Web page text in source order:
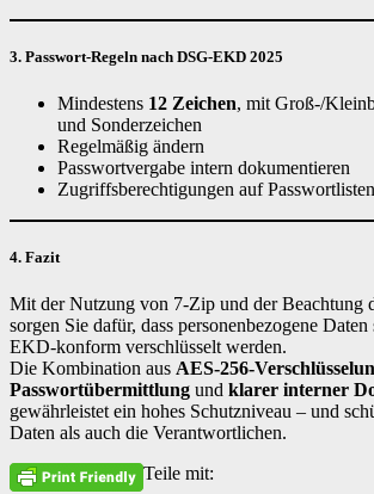
3. Passwort-Regeln nach DSG-EKD 2025
Mindestens 12 Zeichen, mit Groß-/
und Sonderzeichen
Regelmäßig ändern
Passwortvergabe intern dokumentieren
Zugriffsberechtigungen auf
4. Fazit
Mit der Nutzung von 7-Zip und der Beachtung
sorgen Sie dafür, dass personenbezogene
EKD-konform verschlüsselt werden.
Die Kombination aus AES-256-
Passwortübermittlung und klarer interner
gewährleistet ein hohes Schutzniveau – und
Daten als auch die Verantwortlichen.
Teile mit: